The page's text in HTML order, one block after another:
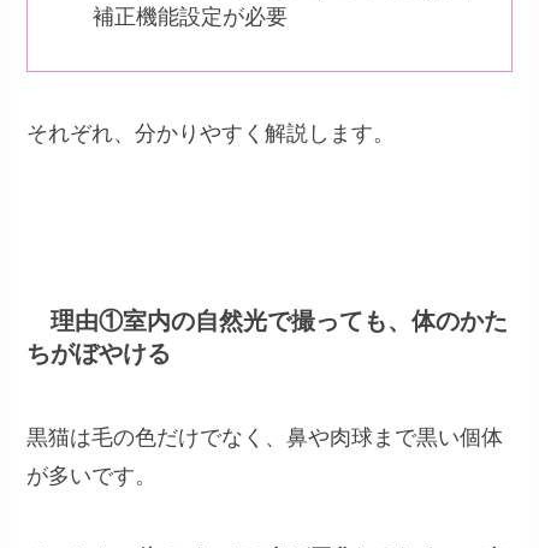
補正機能設定が必要
それぞれ、分かりやすく解説します。
理由①室内の自然光で撮っても、体のかた
ちがぼやける
黒猫は毛の色だけでなく、鼻や肉球まで黒い個体
が多いです。